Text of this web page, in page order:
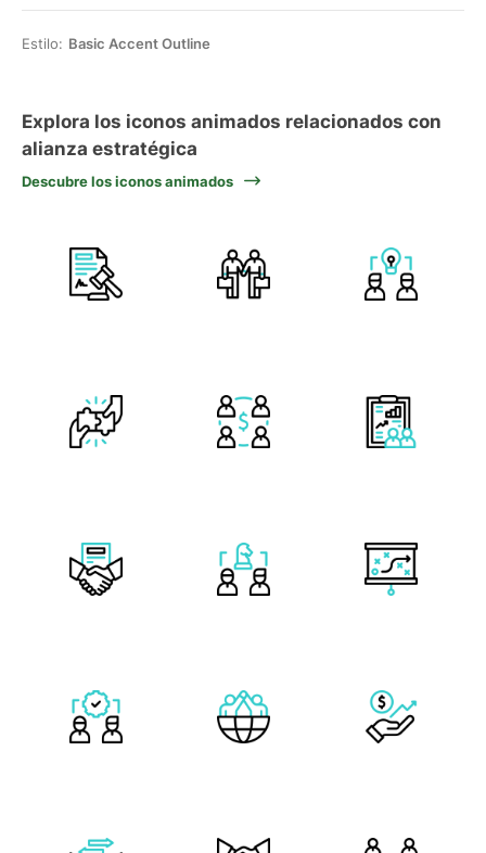
Estilo: Basic Accent Outline
Explora los iconos animados relacionados con
alianza estratégica
Descubre los iconos animados